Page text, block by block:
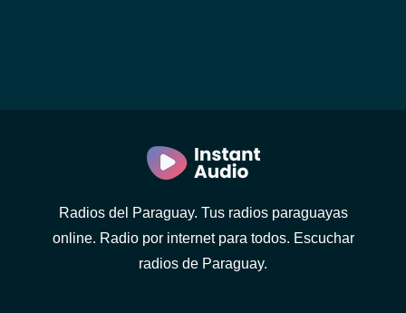
Radios del Paraguay. Tus radios paraguayas
online. Radio por internet para todos. Escuchar
radios de Paraguay.